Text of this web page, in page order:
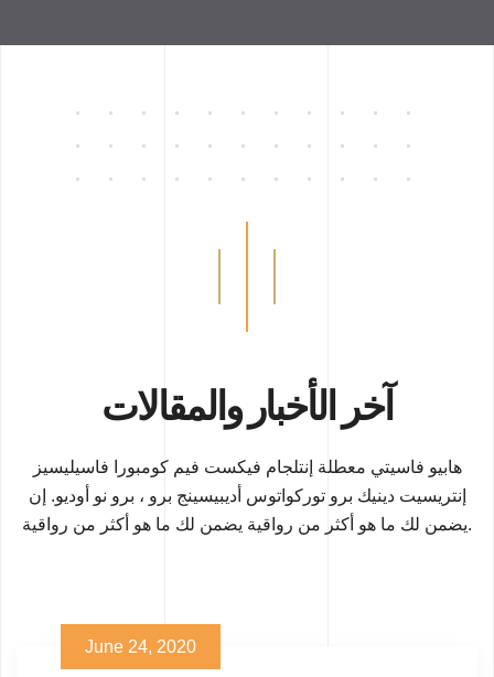
آخر الأخبار والمقالات
هابيو فاسيتي معطلة إنتلجام فيكست فيم كومبورا فاسيليسيز
إنتريسيت دينيك برو توركواتوس أديبيسينج برو ، برو نو أوديو. إن
يضمن لك ما هو أكثر من رواقية يضمن لك ما هو أكثر من رواقية.
June 24, 2020